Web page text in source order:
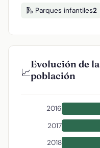
🛝 Parques infantiles2
📈
Evolución de la
población
2016
2017
2018